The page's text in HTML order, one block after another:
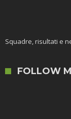
Squadre, risultati e
FOLLOW